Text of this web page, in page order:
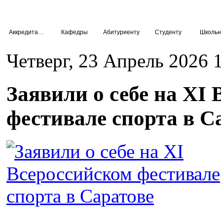
Кафедры Абитуриенту Студенту
Четверг, 23 Апрель 2026
Заявили о себе на XI
фестивале спорта в